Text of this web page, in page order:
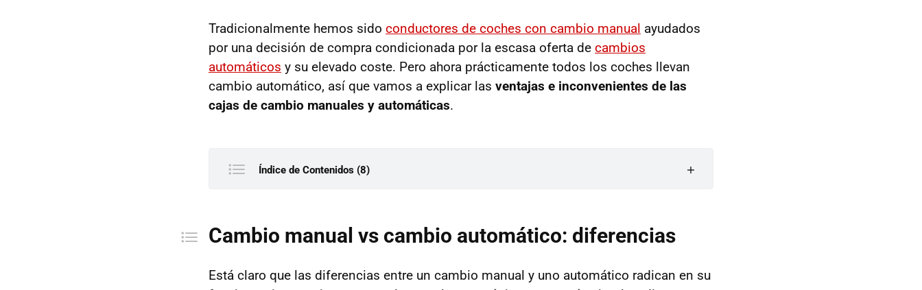
Tradicionalmente hemos sido conductores de coches con cambio manual ayudados
por una decisión de compra condicionada por la escasa oferta de cambios
automáticos y su elevado coste. Pero ahora prácticamente todos los coches llevan
cambio automático, así que vamos a explicar las ventajas e inconvenientes de las
cajas de cambio manuales y automáticas.
Índice de Contenidos (8)
Ventajas
Ventajas y desventajas del cambio automático
Cambio manual vs cambio automático: diferencias
Está claro que las diferencias entre un cambio manual y uno automático radican en su